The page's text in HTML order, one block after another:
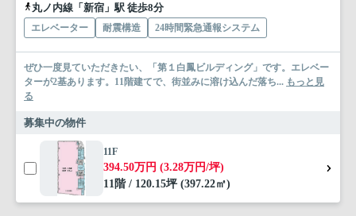
丸ノ内線「新宿」駅 徒歩8分
エレベーター 耐震構造 24時間緊急通報システム
ぜひ一度見ていただきたい、「第１白鳳ビルディング」です。エレベー
ターが2基あります。11階建てで、街並みに溶け込んだ落ち... もっと見
る
募集中の物件
11F
394.50万円 (3.28万円/坪)
11階 / 120.15坪 (397.22㎡)